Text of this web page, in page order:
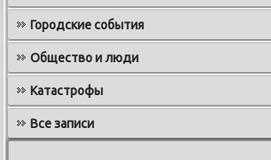
Городские события
Общество и люди
Катастрофы
Все записи